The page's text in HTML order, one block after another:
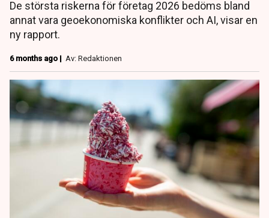
De största riskerna för företag 2026 bedöms bland
annat vara geoekonomiska konflikter och AI, visar en
ny rapport.
6 months ago | Av: Redaktionen